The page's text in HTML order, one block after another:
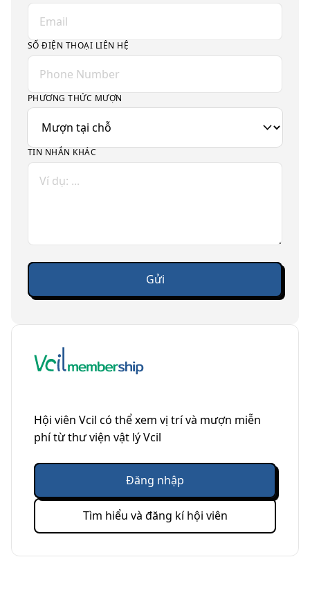
SỐ ĐIỆN THOẠI LIÊN HỆ
PHƯƠNG THỨC MƯỢN
TIN NHẮN KHÁC
Hội viên Vcil có thể xem vị trí và mượn miễn
phí từ thư viện vật lý Vcil
Đăng nhập
Tìm hiểu và đăng kí hội viên